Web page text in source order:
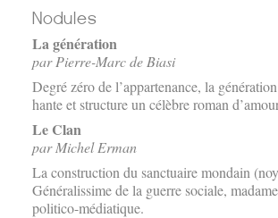
La génération
par Pierre-Marc de Biasi
Degré zéro de l’appartenance, la
hante et structure un célèbre roman
Le Clan
par Michel Erman
La construction du sanctuaire mondain
Généralissime de la guerre sociale,
politico-médiatique.